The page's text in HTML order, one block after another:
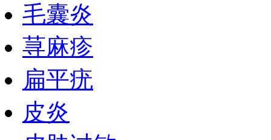
毛囊炎
荨麻疹
扁平疣
皮炎